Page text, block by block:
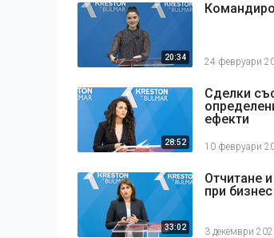
20:34 24 февруари
28:52
Сделки
ефекти
10 февруари
33:02
Отчитане
при
3 декември